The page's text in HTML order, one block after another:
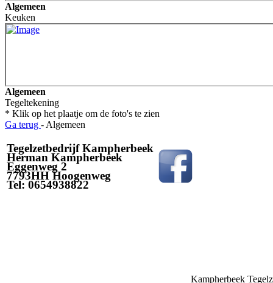
Algemeen
Keuken
Algemeen
Tegeltekening
* Klik op het plaatje om de foto's te zien
Ga terug - Algemeen
Tegelzetbedrijf Kampherbeek
Herman Kampherbeek
Eggenweg 2
7793HH Hoogenweg
Tel: 0654938822
Kampherbeek